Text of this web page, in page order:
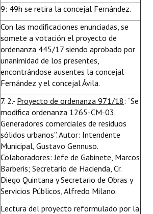
9: 49h se retira la concejal Fernández.
Con las modificaciones enunciadas, se
somete a votación el proyecto de
ordenanza 445/17 siendo aprobado por
unanimidad de los presentes,
encontrándose ausentes la concejal
Fernández y el concejal Ávila.
7. 2.- Proyecto de ordenanza 971/18: “Se
modifica ordenanza 1265-CM-03.
Generadores comerciales de residuos
sólidos urbanos”. Autor: Intendente
Municipal, Gustavo Gennuso.
Colaboradores: Jefe de Gabinete, Marcos
Barberis; Secretario de Hacienda, Cr.
Diego Quintana y Secretario de Obras y
Servicios Públicos, Alfredo Milano.
Lectura del proyecto reformulado por la